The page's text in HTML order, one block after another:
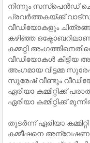
നിന്നും സസ്‌പെന്‍ഡ്
പ്രവര്‍ത്തകയ്ക്ക്
വീഡിയോകളും
കഴിഞ്ഞ
കമ്മറ്റി
വീഡിയോകള്‍ കിട്ടിയ
അംഗമായ വീട്ടമ്മ
സുരേഷ് വീണ്ടും
ഏരിയാ കമ്മിറ്റിക്ക്
ഏരിയാ കമ്മിറ്റിക്ക്
തുടര്‍ന്ന് ഏരിയാ
കമ്മീഷനെ